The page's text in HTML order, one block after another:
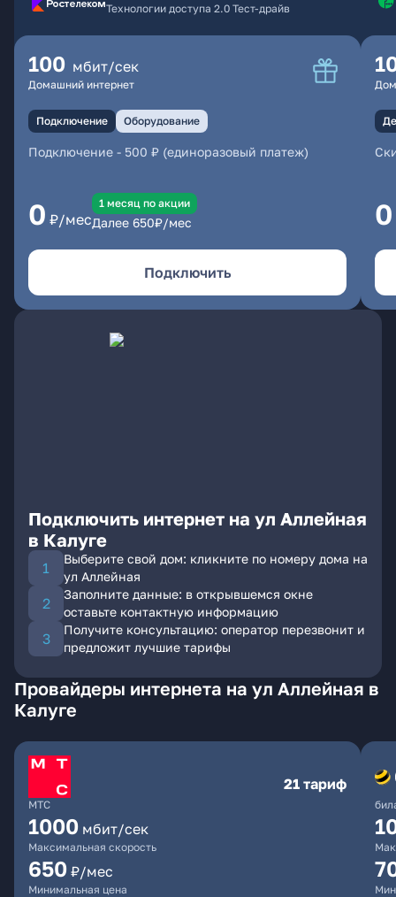
Технологии доступа 2.0 Тест-драйв
100 мбит/сек
Домашний интернет
Подключение Оборудование
Подключение - 500 ₽ (единоразовый платеж)
0 ₽/мес
1 месяц по акции
Далее 650₽/мес
Подключить
0
Подключить интернет на ул Аллейная
в Калуге
Выберите свой дом: кликните по номеру дома на
ул Аллейная
Заполните данные: в открывшемся окне
оставьте контактную информацию
Получите консультацию: оператор перезвонит и
предложит лучшие тарифы
Провайдеры интернета на ул Аллейная в
Калуге
МТС
21 тариф
1000 мбит/сек
Максимальная скорость
650 ₽/мес
Минимальная цена